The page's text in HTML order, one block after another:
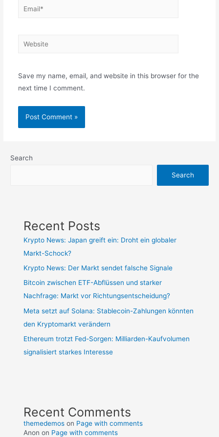
Email*
Website
Save my name, email, and website in this browser for the
next time I comment.
Search
Search
Recent Posts
Krypto News: Japan greift ein: Droht ein globaler
Markt-Schock?
Krypto News: Der Markt sendet falsche Signale
Bitcoin zwischen ETF-Abflüssen und starker
Nachfrage: Markt vor Richtungsentscheidung?
Meta setzt auf Solana: Stablecoin-Zahlungen könnten
den Kryptomarkt verändern
Ethereum trotzt Fed-Sorgen: Milliarden-Kaufvolumen
signalisiert starkes Interesse
Recent Comments
themedemos on Page with comments
Anon on Page with comments